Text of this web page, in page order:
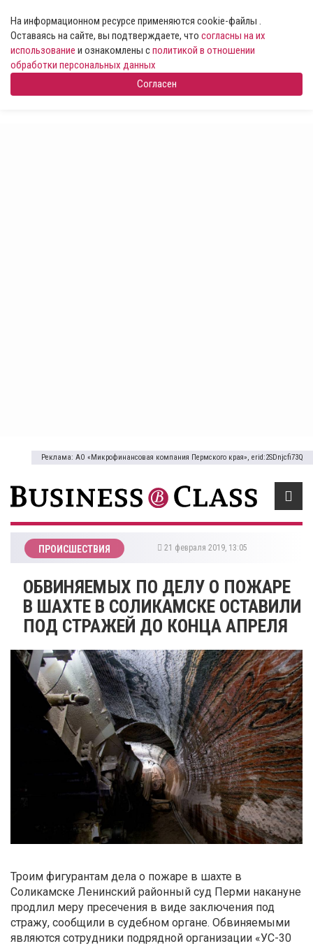
На информационном ресурсе применяются cookie-файлы .
Оставаясь на сайте, вы подтверждаете, что согласны на их
использование и ознакомлены сполитикой в отношении
обработки персональных данных
Согласен
Реклама: АО «Микрофинансовая компания Пермского края», erid:2SDnjcfi73Q
ПРОИСШЕСТВИЯ 21 февраля 2019, 13:05
ОБВИНЯЕМЫХ ПО ДЕЛУ О ПОЖАРЕ
В ШАХТЕ В СОЛИКАМСКЕ ОСТАВИЛИ
ПОД СТРАЖЕЙ ДО КОНЦА АПРЕЛЯ
Троим фигурантам дела о пожаре в шахте в
Соликамске Ленинский районный суд Перми накануне
продлил меру пресечения в виде заключения под
стражу, сообщили в судебном органе. Обвиняемыми
являются сотрудники подрядной организации «УС-30